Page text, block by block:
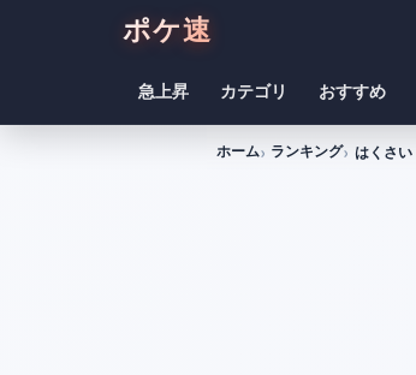
ポケ速
急上昇 カテゴリ おすすめ
ホーム ランキング はくさい